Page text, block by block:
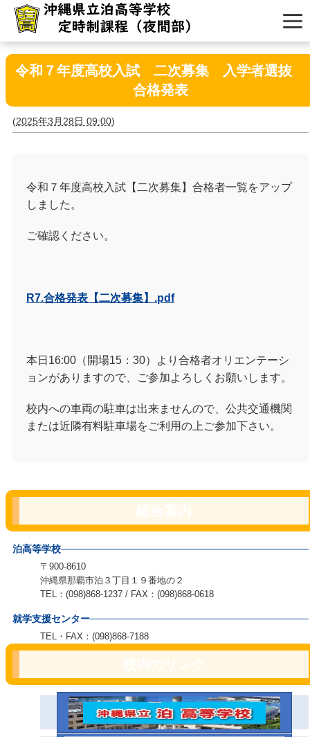
令和７年度高校入試 二次募集 入学者選抜
合格発表
(2025年3月28日 09:00)
令和７年度高校入試【二次募集】合格者一覧をアップ
しました。
ご確認ください。
R7.合格発表【二次募集】.pdf
本日16:00（開場15：30）より合格者オリエンテーシ
ョンがありますので、ご参加よろしくお願いします。
校内への車両の駐車は出来ませんので、公共交通機関
または近隣有料駐車場をご利用の上ご参加下さい。
泊高等学校
〒900-8610
沖縄県那覇市泊３丁目１９番地の２
TEL：(098)868-1237 / FAX：(098)868-0618
就学支援センター
TEL・FAX：(098)868-7188